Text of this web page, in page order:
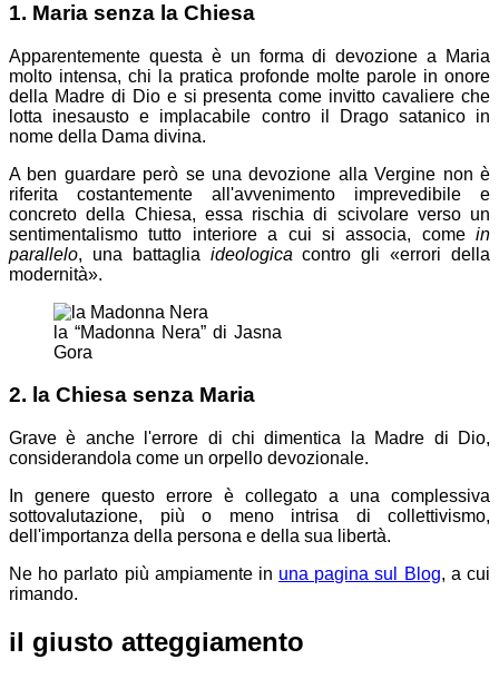
1. Maria senza la Chiesa
Apparentemente questa è un forma di devozione a Maria
molto intensa, chi la pratica profonde molte parole in onore
della Madre di Dio e si presenta come invitto cavaliere che
lotta inesausto e implacabile contro il Drago satanico in
nome della Dama divina.
A ben guardare però se una devozione alla Vergine non è
riferita costantemente all'avvenimento imprevedibile e
concreto della Chiesa, essa rischia di scivolare verso un
sentimentalismo tutto interiore a cui si associa, come in
parallelo, una battaglia ideologica contro gli «errori della
modernità».
la “Madonna Nera” di Jasna
Gora
2. la Chiesa senza Maria
Grave è anche l'errore di chi dimentica la Madre di Dio,
considerandola come un orpello devozionale.
In genere questo errore è collegato a una complessiva
sottovalutazione, più o meno intrisa di collettivismo,
dell'importanza della persona e della sua libertà.
Ne ho parlato più ampiamente in una pagina sul Blog, a cui
rimando.
il giusto atteggiamento